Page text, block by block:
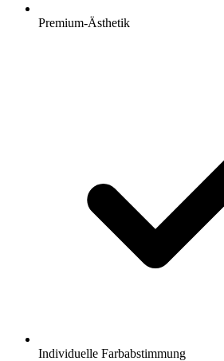
Premium-Ästhetik
Individuelle Farbabstimmung